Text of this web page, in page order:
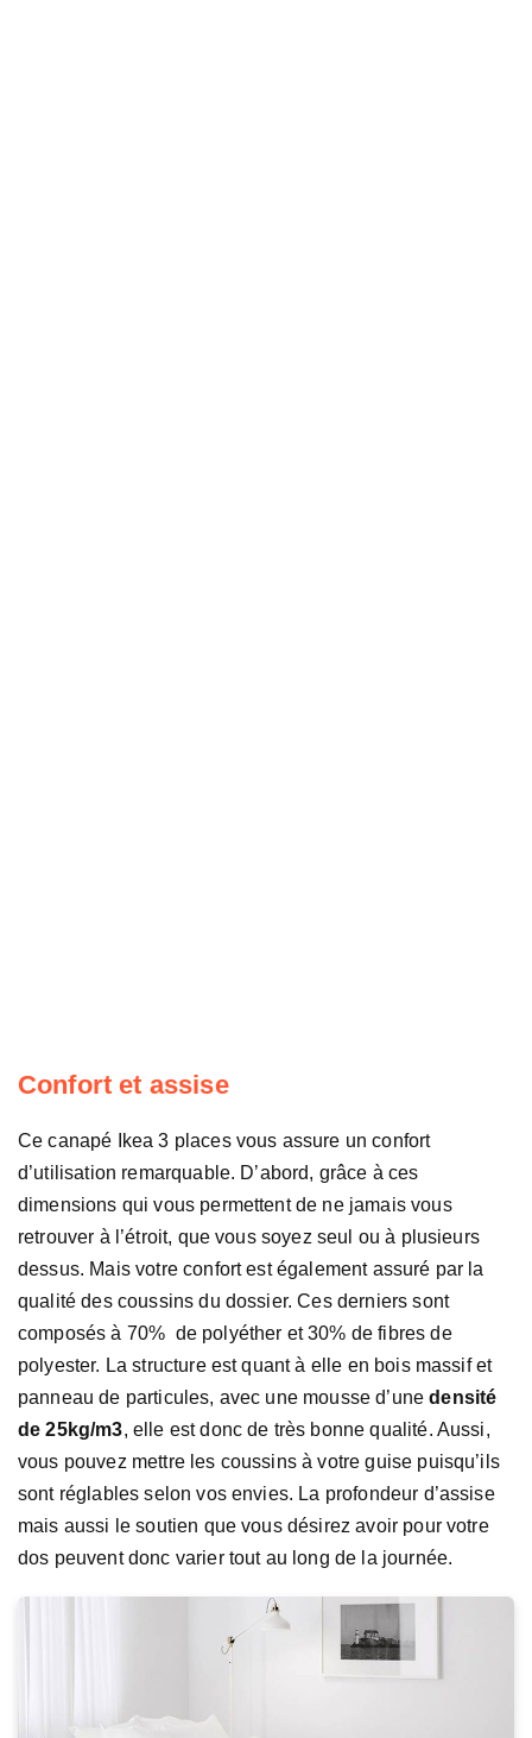
Confort et assise
Ce canapé Ikea 3 places vous assure un confort
d’utilisation remarquable. D’abord, grâce à ces
dimensions qui vous permettent de ne jamais vous
retrouver à l’étroit, que vous soyez seul ou à plusieurs
dessus. Mais votre confort est également assuré par la
qualité des coussins du dossier. Ces derniers sont
composés à 70% de polyéther et 30% de fibres de
polyester. La structure est quant à elle en bois massif et
panneau de particules, avec une mousse d’unedensité
de 25kg/m3, elle est donc de très bonne qualité. Aussi,
vous pouvez mettre les coussins à votre guise puisqu’ils
sont réglables selon vos envies. La profondeur d’assise
mais aussi le soutien que vous désirez avoir pour votre
dos peuvent donc varier tout au long de la journée.